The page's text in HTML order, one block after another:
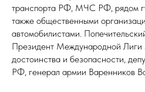
транспорта РФ, МЧС РФ, рядом
также общественными
автомобилистами.
Президент Международной Лиги
достоинства и безопасности,
РФ, генерал армии Варенников